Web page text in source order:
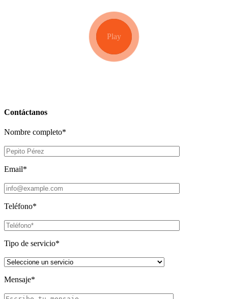
Play
Contáctanos
Nombre completo*
Email*
Teléfono*
Tipo de servicio*
Mensaje*